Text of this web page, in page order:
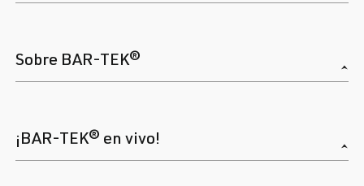
Sobre BAR-TEK®
¡BAR-TEK® en vivo!